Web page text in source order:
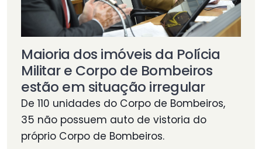
Maioria dos imóveis da Polícia
Militar e Corpo de Bombeiros
estão em situação irregular
De 110 unidades do Corpo de Bombeiros,
35 não possuem auto de vistoria do
próprio Corpo de Bombeiros.